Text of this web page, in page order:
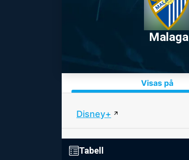
Malaga
Visas på
Disney+
Tabell